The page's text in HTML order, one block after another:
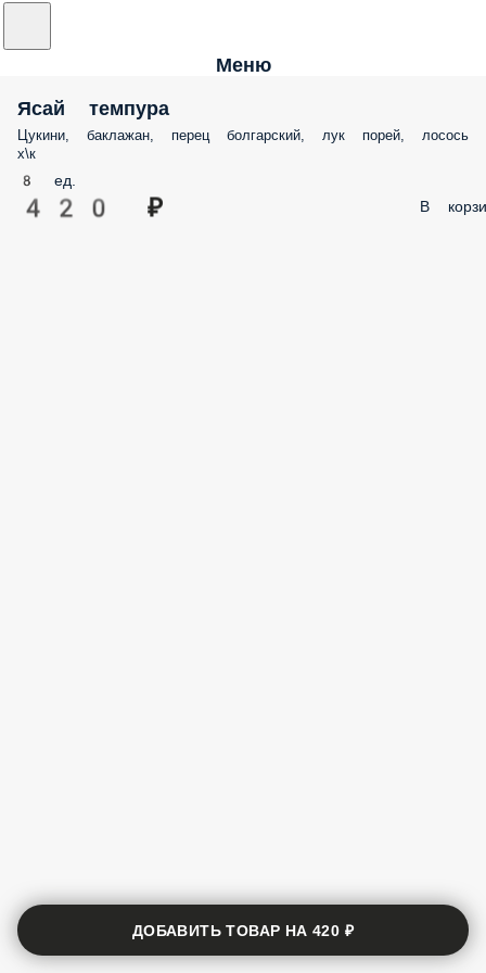
Меню
Ясай темпура
Цукини, баклажан, перец болгарский, лук порей, лосось
х\к
8 ед.
420 ₽ В
ДОБАВИТЬ ТОВАР НА420 ₽